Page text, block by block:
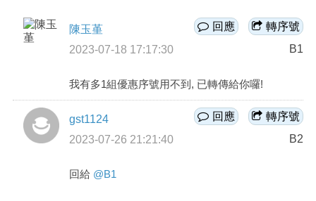
聯絡我們
陳玉堇
2023-07-18 17:17:30
B1
回應 轉序號
我有多1組優惠序號用不到, 已轉傳給你囉!
gst1124
2023-07-26 21:21:40
B2
回應 轉序號
回給 @B1